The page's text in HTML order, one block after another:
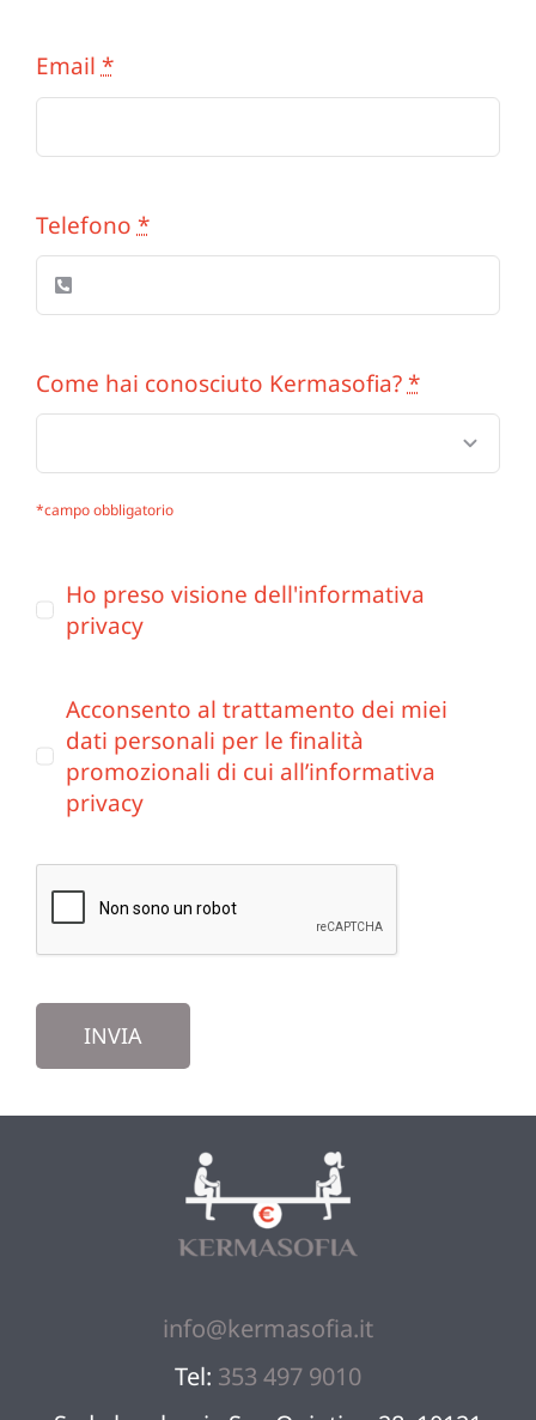
Email*
Telefono *
Come hai conosciuto Kermasofia?*
*campo obbligatorio
Ho preso visione dell'informativa
privacy
Acconsento al trattamento dei miei
dati personali per le finalità
promozionali di cui all’informativa
privacy
INVIA
info@kermasofia.it
Tel: 353 497 9010